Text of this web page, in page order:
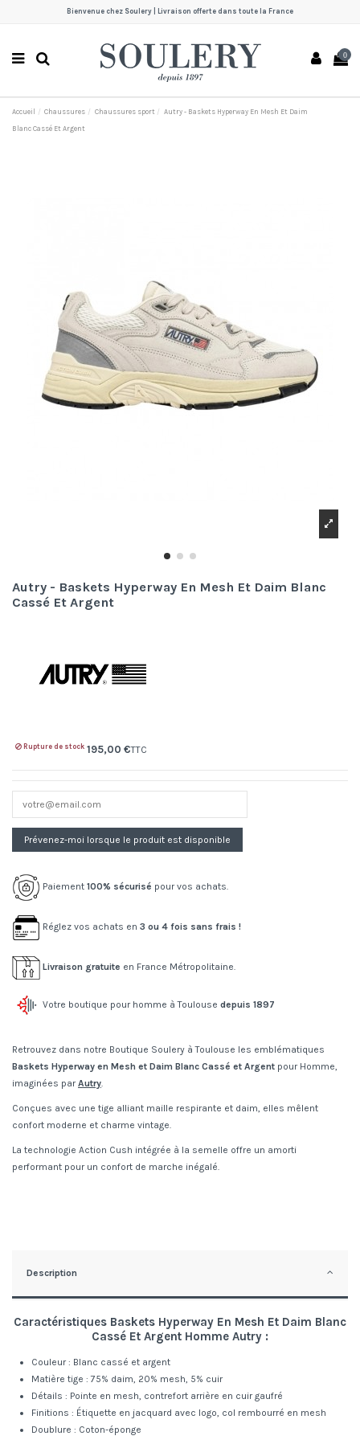
Bienvenue chez Soulery | Livraison offerte dans toute la France
0
Accueil Chaussures Chaussures sport Autry - Baskets Hyperway En Mesh Et Daim
Blanc Cassé Et Argent
Autry - Baskets Hyperway En Mesh Et Daim Blanc
Cassé Et Argent
Rupture de stock 195,00 €TTC
Paiement 100% sécurisé pour vos achats.
Réglez vos achats en 3 ou 4 fois sans frais !
Livraison gratuite en France Métropolitaine.
Votre boutique pour homme à Toulouse depuis 1897
Retrouvez dans notre Boutique Soulery à Toulouse les emblématiques
Baskets Hyperway en Mesh et Daim Blanc Cassé et Argent pour Homme,
imaginées parAutry.
Conçues avec une tige alliant maille respirante et daim, elles mêlent
confort moderne et charme vintage.
La technologie Action Cush intégrée à la semelle offre un amorti
performant pour un confort de marche inégalé.
Description
Caractéristiques Baskets Hyperway En Mesh Et Daim Blanc
Cassé Et Argent Homme Autry :
Couleur : Blanc cassé et argent
Matière tige : 75% daim, 20% mesh, 5% cuir
Détails : Pointe en mesh, contrefort arrière en cuir gaufré
Finitions : Étiquette en jacquard avec logo, col rembourré en mesh
Doublure : Coton-éponge